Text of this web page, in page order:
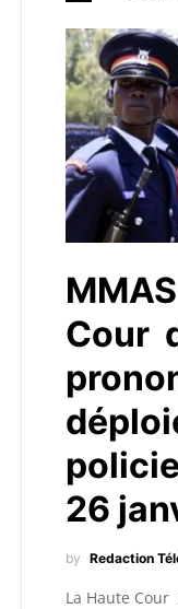
Cour
26
by Redaction
La Haute